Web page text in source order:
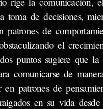
toma de decisiones,
patrones de
el
puntos sugiere que la
comunicarse de
patrones de
en su vida desde